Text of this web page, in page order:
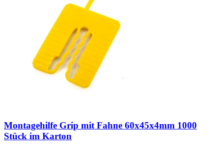
Montagehilfe Grip mit Fahne 60x45x4mm 1000
Stück im Karton